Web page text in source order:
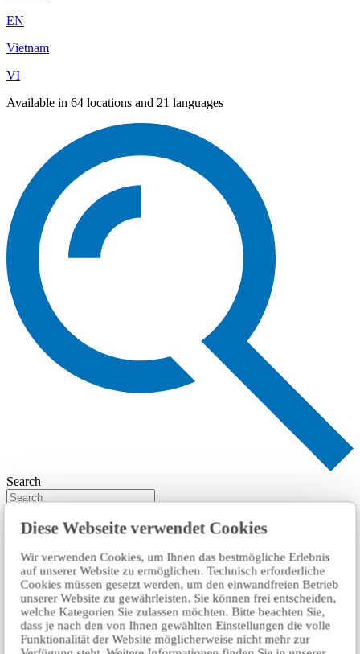
Diese Webseite verwendet Cookies
Wir verwenden Cookies, um Ihnen das bestmögliche Erlebnis
auf unserer Website zu ermöglichen. Technisch erforderliche
Cookies müssen gesetzt werden, um den einwandfreien Betrieb
unserer Website zu gewährleisten. Sie können frei entscheiden,
welche Kategorien Sie zulassen möchten. Bitte beachten Sie,
dass je nach den von Ihnen gewählten Einstellungen die volle
Funktionalität der Website möglicherweise nicht mehr zur
EN
Vietnam
VI
Available in 64 locations and 21 languages
Search